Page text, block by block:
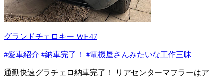
グランドチェロキー WH47
#愛車紹介 #納車完了！ #電機屋さんみたいな工作三昧
通勤快速グラチェロ納車完了！ リアセンターマフラーはア